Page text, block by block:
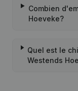
Combien
Hoeveke?
Quel est le
Westends